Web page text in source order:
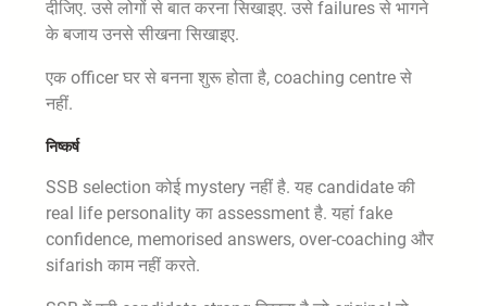
दीजिए. उसे लोगों से बात करना सिखाइए. उसे failures से भागने
के बजाय उनसे सीखना सिखाइए.
एक officer घर से बनना शुरू होता है, coaching centre से
नहीं.
निष्कर्ष
SSB selection कोई mystery नहीं है. यह candidate की
real life personality का assessment है. यहां fake
confidence, memorised answers, over-coaching और
sifarish काम नहीं करते.